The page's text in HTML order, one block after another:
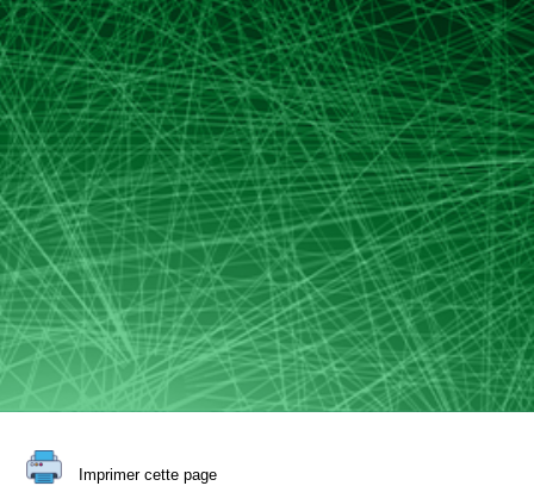
Imprimer cette page